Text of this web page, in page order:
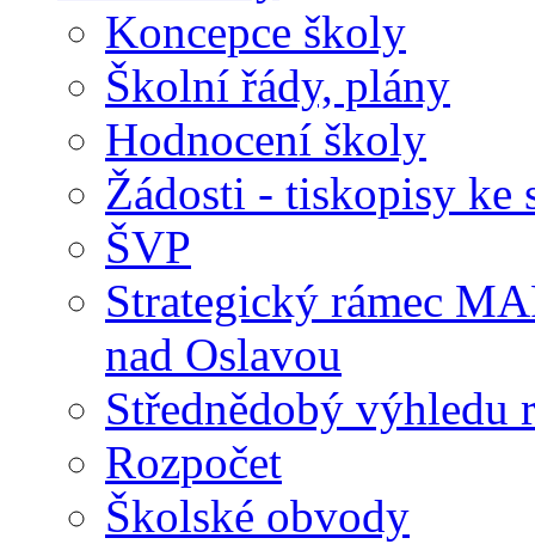
Koncepce školy
Školní řády, plány
Hodnocení školy
Žádosti - tiskopisy ke
ŠVP
Strategický rámec
nad Oslavou
Střednědobý výhledu
Rozpočet
Školské obvody